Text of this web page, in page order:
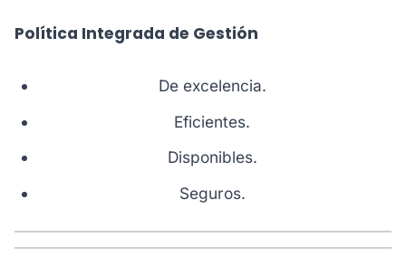
Política Integrada de Gestión
De excelencia.
Eficientes.
Disponibles.
Seguros.